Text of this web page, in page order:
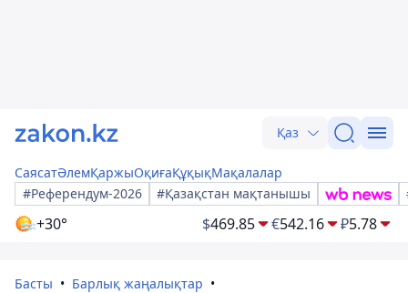
Қаз
СаясатӘлемҚаржыОқиғаҚұқықМақалалар
#Референдум-2026
#Қазақстан мақтанышы
+30° $469.85 €542.16 ₽5.78
Басты
Барлық жаңалықтар